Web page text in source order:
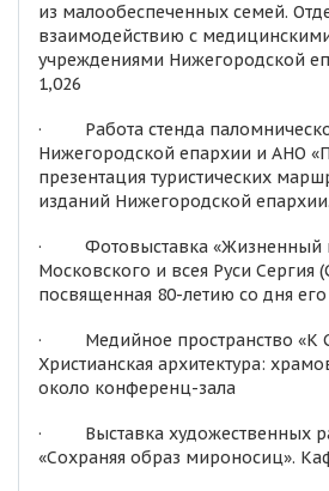
из малообеспеченных семей.
взаимодействию с
учреждениями Нижегородской
1,026
· Работа стенда
Нижегородской епархии и АНО
презентация туристических
изданий Нижегородской
· Фотовыставка «Жизненный
Московского и всея Руси Сергия
посвященная 80-летию со дня
· Медийное пространство «К
Христианская архитектура:
около конференц-зала
· Выставка художественных
«Сохраняя образ мироносиц».